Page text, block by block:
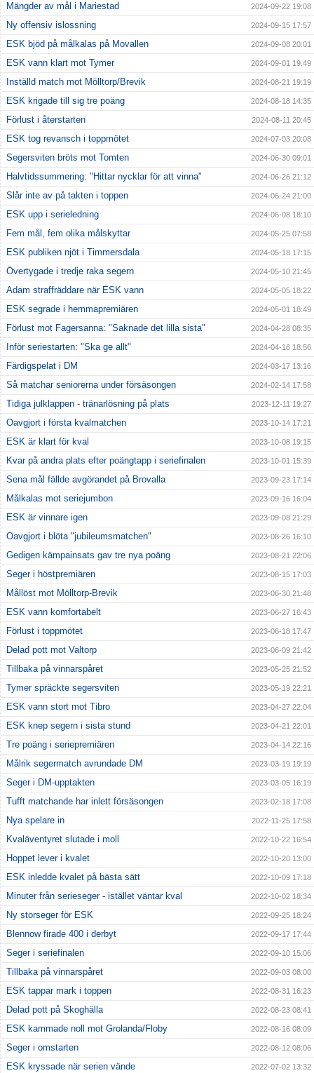
Mängder av mål i Mariestad 2024-09-22 19:08
Ny offensiv islossning 2024-09-15 17:57
ESK bjöd på målkalas på Movallen 2024-09-08 20:01
ESK vann klart mot Tymer 2024-09-01 19:49
Inställd match mot Mölltorp/Brevik 2024-08-21 19:19
ESK krigade till sig tre poäng 2024-08-18 14:35
Förlust i återstarten 2024-08-11 20:45
ESK tog revansch i toppmötet 2024-07-03 20:08
Segersviten bröts mot Tomten 2024-06-30 09:01
Halvtidssummering: "Hittar nycklar för att vinna" 2024-06-26 21:12
Slår inte av på takten i toppen 2024-06-24 21:00
ESK upp i serieledning 2024-06-08 18:10
Fem mål, fem olika målskyttar 2024-05-25 07:58
ESK publiken njöt i Timmersdala 2024-05-18 17:15
Övertygade i tredje raka segern 2024-05-10 21:45
Adam straffräddare när ESK vann 2024-05-05 18:22
ESK segrade i hemmapremiären 2024-05-01 18:49
Förlust mot Fagersanna: "Saknade det lilla sista" 2024-04-28 08:35
Inför seriestarten: "Ska ge allt" 2024-04-16 18:56
Färdigspelat i DM 2024-03-17 13:16
Så matchar seniorerna under försäsongen 2024-02-14 17:58
Tidiga julklappen - tränarlösning på plats 2023-12-11 19:27
Oavgjort i första kvalmatchen 2023-10-14 17:21
ESK är klart för kval 2023-10-08 19:15
Kvar på andra plats efter poängtapp i seriefinalen 2023-10-01 15:39
Sena mål fällde avgörandet på Brovalla 2023-09-23 17:14
Målkalas mot seriejumbon 2023-09-16 16:04
ESK är vinnare igen 2023-09-08 21:29
Oavgjort i blöta "jubileumsmatchen" 2023-08-26 16:10
Gedigen kämpainsats gav tre nya poäng 2023-08-21 22:06
Seger i höstpremiären 2023-08-15 17:03
Mållöst mot Mölltorp-Brevik 2023-06-30 21:48
ESK vann komfortabelt 2023-06-27 16:43
Förlust i toppmötet 2023-06-18 17:47
Delad pott mot Valtorp 2023-06-09 21:42
Tillbaka på vinnarspåret 2023-05-25 21:52
Tymer spräckte segersviten 2023-05-19 22:21
ESK vann stort mot Tibro 2023-04-27 22:04
ESK knep segern i sista stund 2023-04-21 22:01
Tre poäng i seriepremiären 2023-04-14 22:16
Målrik segermatch avrundade DM 2023-03-19 19:19
Seger i DM-upptakten 2023-03-05 16:19
Tufft matchande har inlett försäsongen 2023-02-18 17:08
Nya spelare in 2022-11-25 17:58
Kvaläventyret slutade i moll 2022-10-22 16:54
Hoppet lever i kvalet 2022-10-20 13:00
ESK inledde kvalet på bästa sätt 2022-10-09 17:18
Minuter från serieseger - istället väntar kval 2022-10-02 18:34
Ny storseger för ESK 2022-09-25 18:24
Blennow firade 400 i derbyt 2022-09-17 17:44
Seger i seriefinalen 2022-09-10 15:06
Tillbaka på vinnarspåret 2022-09-03 08:00
ESK tappar mark i toppen 2022-08-31 16:23
Delad pott på Skoghälla 2022-08-23 08:41
ESK kammade noll mot Grolanda/Floby 2022-08-16 08:09
Seger i omstarten 2022-08-12 08:06
ESK kryssade när serien vände 2022-07-02 13:32